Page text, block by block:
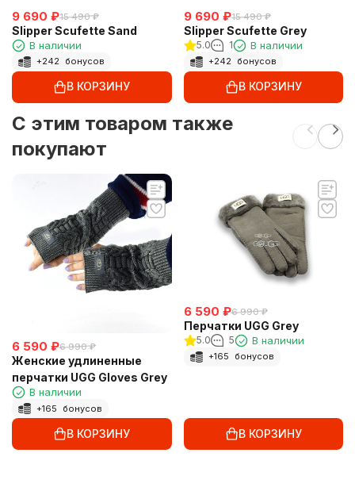
9 690 ₽15 490 ₽
Slipper Scufette Sand
В наличии
+242 бонусов
В КОРЗИНУ
9 690 ₽15 490 ₽
Slipper Scufette Grey
5.0 1 В наличии
+242 бонусов
В КОРЗИНУ
C этим товаром также
покупают
6 590 ₽6 990 ₽
Женские удлиненные
перчатки UGG Gloves Grey
В наличии
+165 бонусов
В КОРЗИНУ
6 590 ₽6 990 ₽
Перчатки UGG Grey
5.0 5 В наличии
+165 бонусов
В КОРЗИНУ